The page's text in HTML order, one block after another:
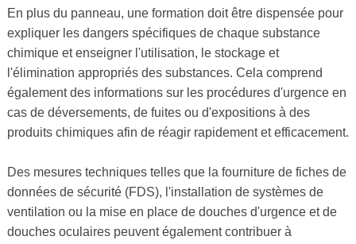
En plus du panneau, une formation doit être dispensée pour
expliquer les dangers spécifiques de chaque substance
chimique et enseigner l'utilisation, le stockage et
l'élimination appropriés des substances. Cela comprend
également des informations sur les procédures d'urgence en
cas de déversements, de fuites ou d'expositions à des
produits chimiques afin de réagir rapidement et efficacement.
Des mesures techniques telles que la fourniture de fiches de
données de sécurité (FDS), l'installation de systèmes de
ventilation ou la mise en place de douches d'urgence et de
douches oculaires peuvent également contribuer à